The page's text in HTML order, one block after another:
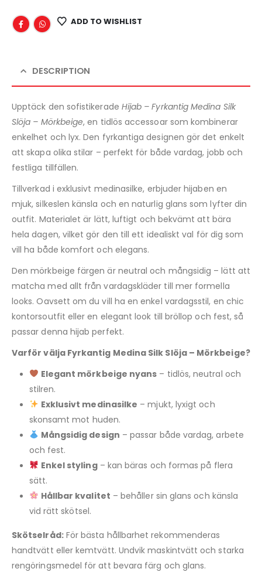
ADD TO WISHLIST
DESCRIPTION
Upptäck den sofistikerade Hijab – Fyrkantig Medina Silk
Slöja – Mörkbeige, en tidlös accessoar som kombinerar
enkelhet och lyx. Den fyrkantiga designen gör det enkelt
att skapa olika stilar – perfekt för både vardag, jobb och
festliga tillfällen.
Tillverkad i exklusivt medinasilke, erbjuder hijaben en
mjuk, silkeslen känsla och en naturlig glans som lyfter din
outfit. Materialet är lätt, luftigt och bekvämt att bära
hela dagen, vilket gör den till ett idealiskt val för dig som
vill ha både komfort och elegans.
Den mörkbeige färgen är neutral och mångsidig – lätt att
matcha med allt från vardagskläder till mer formella
looks. Oavsett om du vill ha en enkel vardagsstil, en chic
kontorsoutfit eller en elegant look till bröllop och fest, så
passar denna hijab perfekt.
Varför välja Fyrkantig Medina Silk Slöja – Mörkbeige?
Elegant mörkbeige nyans – tidlös, neutral och
stilren.
Exklusivt medinasilke – mjukt, lyxigt och
skonsamt mot huden.
Mångsidig design – passar både vardag, arbete
och fest.
Enkel styling– kan bäras och formas på flera
sätt.
Hållbar kvalitet – behåller sin glans och känsla
vid rätt skötsel.
Skötselråd:För bästa hållbarhet rekommenderas
handtvätt eller kemtvätt. Undvik maskintvätt och starka
rengöringsmedel för att bevara färg och glans.